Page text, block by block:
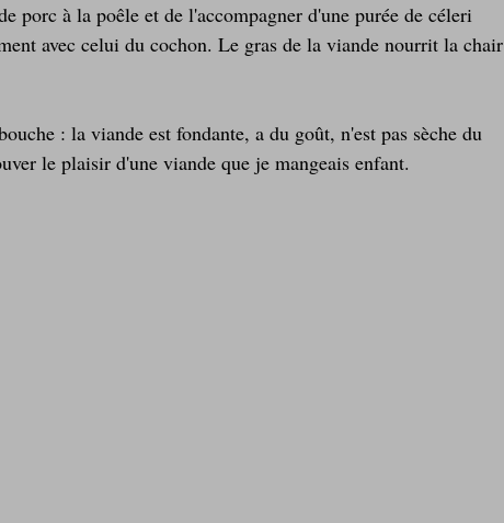
porc à la poêle et de l'accompagner d'une purée de céleri
avec celui du cochon. Le gras de la viande nourrit la chair
: la viande est fondante, a du goût, n'est pas sèche du
le plaisir d'une viande que je mangeais enfant.